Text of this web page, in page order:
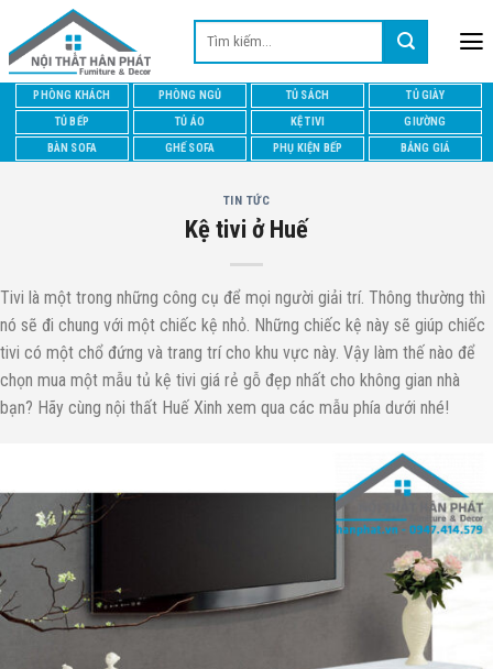
content
kiếm:
PHÒNG KHÁCH PHÒNG NGỦ TỦ SÁCH
TỦ GIÀY
TỦ BẾP
TỦ ÁO KỆ TIVI
GIƯỜNG
BÀN SOFA
GHẾ SOFA PHỤ KIỆN BẾP BẢNG GIÁ
TIN TỨC
Kệ tivi ở Huế
Tivi là một trong những công cụ để mọi người giải trí. Thông thường thì
nó sẽ đi chung với một chiếc kệ nhỏ. Những chiếc kệ này sẽ giúp chiếc
tivi có một chổ đứng và trang trí cho khu vực này. Vậy làm thế nào để
chọn mua một mẫu tủ kệ tivi giá rẻ gỗ đẹp nhất cho không gian nhà
bạn? Hãy cùng nội thất Huế Xinh xem qua các mẫu phía dưới nhé!